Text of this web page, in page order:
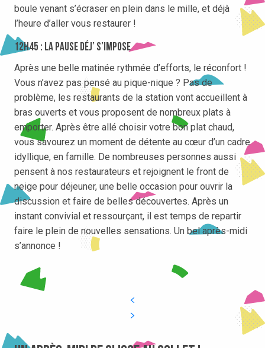
boule venant s’écraser en plein dans le mille, et déjà
l’heure d’aller vous restaurer !
12h45 : La pause déj’ s’impose
Après une belle matinée rythmée d’efforts, le réconfort !
Vous n’avez pas pensé au pique-nique ? Pas de
problème, les restaurants de la station vont accueillent à
bras ouverts et vous proposent de nombreux plats à
emporter. Après être allé choisir votre bon plat chaud,
vous savourez un moment de détente au cœur d’un cadre
idyllique, en famille. De nombreuses personnes aussi
pensent à nos restaurateurs et rejoignent le front de
neige pour déjeuner, une belle occasion pour ouvrir la
discussion et faire de belles découvertes. Après un
instant convivial et ressourçant, il est temps de repartir
faire le plein de nouvelles sensations. Un bel après-midi
s’annonce !